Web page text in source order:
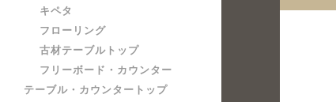
キペタ
フローリング
古材テーブルトップ
フリーボード・カウンター
テーブル・カウンタートップ